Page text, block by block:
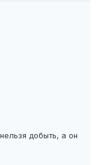
добыть, а он